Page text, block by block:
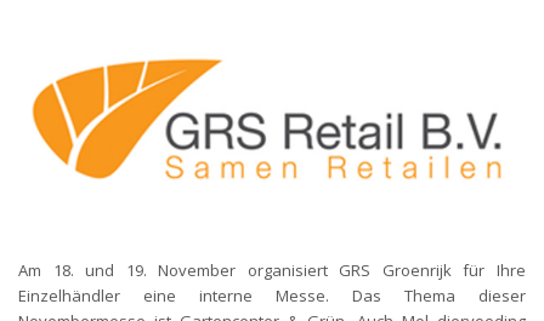
Am 18. und 19. November organisiert GRS Groenrijk für Ihre
Einzelhändler eine interne Messe. Das Thema dieser